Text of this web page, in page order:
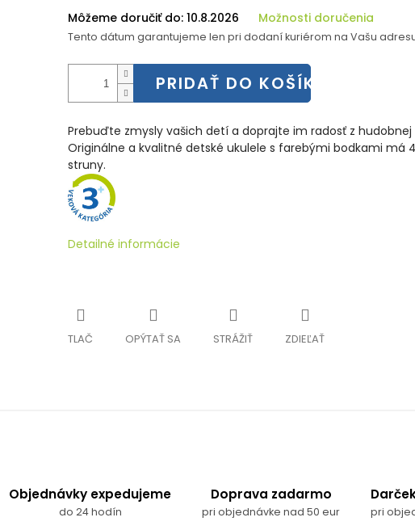
Môžeme doručiť do: 10.8.2026 Možnosti doručenia
Tento dátum garantujeme len pri dodaní kuriérom na Vašu
PRIDAŤ DO KOŠÍKA
Prebuďte zmysly vašich detí a doprajte im radosť z
Originálne a kvalitné detské ukulele s farebými bodkami má
struny.
Detailné informácie
TLAČ OPÝTAŤ SA STRÁŽIŤ ZDIEĽAŤ
Objednávky expedujeme
do 24 hodín
Doprava zadarmo
pri objednávke nad 50 eur pri